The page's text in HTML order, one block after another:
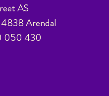
AS
Arendal
050 430